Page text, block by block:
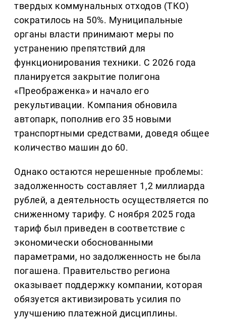
твердых коммунальных отходов (ТКО)
сократилось на 50%. Муниципальные
органы власти принимают меры по
устранению препятствий для
функционирования техники. С 2026 года
планируется закрытие полигона
«Преображенка» и начало его
рекультивации. Компания обновила
автопарк, пополнив его 35 новыми
транспортными средствами, доведя общее
количество машин до 60.
Однако остаются нерешенные проблемы:
задолженность составляет 1,2 миллиарда
рублей, а деятельность осуществляется по
сниженному тарифу. С ноября 2025 года
тариф был приведен в соответствие с
экономически обоснованными
параметрами, но задолженность не была
погашена. Правительство региона
оказывает поддержку компании, которая
обязуется активизировать усилия по
улучшению платежной дисциплины.